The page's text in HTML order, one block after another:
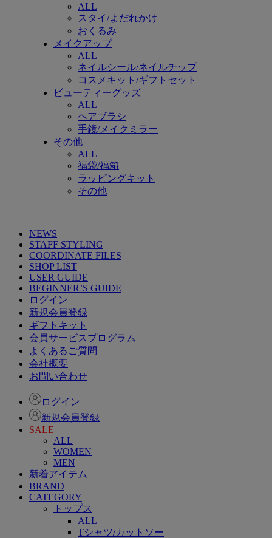
ALL
スタイ/よだれかけ
おくるみ
メイクアップ
ALL
ネイルシール/ネイルチップ
コスメキット/ギフトセット
ビューティーグッズ
ALL
ヘアブラシ
手鏡/メイクミラー
その他
ALL
福袋/福箱
ラッピングキット
その他
NEWS
STAFF STYLING
COORDINATE FILES
SHOP LIST
USER GUIDE
BEGINNER’S GUIDE
ログイン
新規会員登録
ギフトキット
会員サービスプログラム
よくあるご質問
会社概要
お問い合わせ
ログイン
新規会員登録
SALE
ALL
WOMEN
MEN
新着アイテム
BRAND
CATEGORY
トップス
ALL
Tシャツ/カットソー